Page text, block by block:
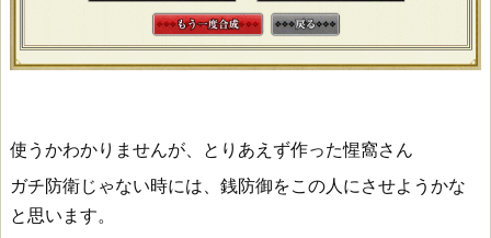
使うかわかりませんが、とりあえず作った惺窩さん
ガチ防衛じゃない時には、銭防御をこの人にさせようかな
と思います。